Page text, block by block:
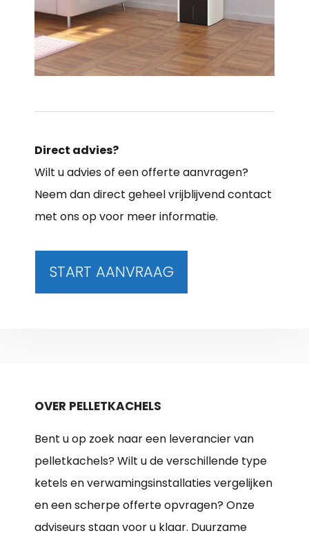
Direct advies?
Wilt u advies of een offerte aanvragen?
Neem dan direct geheel vrijblijvend contact
met ons op voor meer informatie.
START AANVRAAG
OVER PELLETKACHELS
Bent u op zoek naar een leverancier van
pelletkachels? Wilt u de verschillende type
ketels en verwamingsinstallaties vergelijken
en een scherpe offerte opvragen? Onze
adviseurs staan voor u klaar. Duurzame